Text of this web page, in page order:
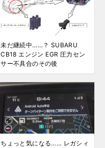
未だ継続中……？ SUBARU
CB18 エンジン EGR 圧力セン
サー不具合のその後
ちょっと気になる…… レガシィ